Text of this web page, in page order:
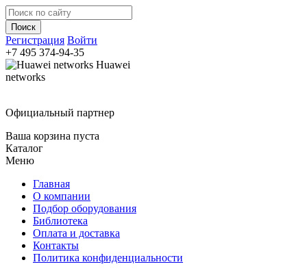
Регистрация Войти
+7 495 374-94-35
Huawei
networks
Официальный партнер
Ваша корзина пуста
Каталог
Меню
Главная
О компании
Подбор оборудования
Библиотека
Оплата и доставка
Контакты
Политика конфиденциальности